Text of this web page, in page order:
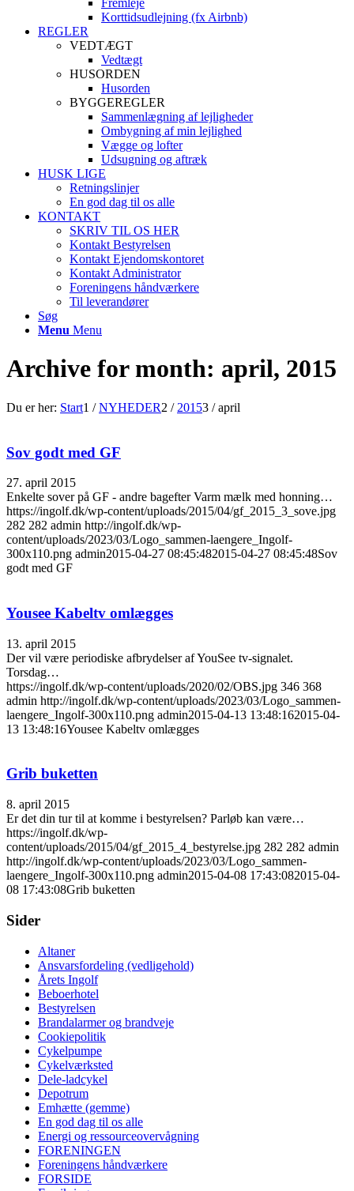
Fremleje
Korttidsudlejning (fx Airbnb)
REGLER
VEDTÆGT
Vedtægt
HUSORDEN
Husorden
BYGGEREGLER
Sammenlægning af lejligheder
Ombygning af min lejlighed
Vægge og lofter
Udsugning og aftræk
HUSK LIGE
Retningslinjer
En god dag til os alle
KONTAKT
SKRIV TIL OS HER
Kontakt Bestyrelsen
Kontakt Ejendomskontoret
Kontakt Administrator
Foreningens håndværkere
Til leverandører
Søg
Menu Menu
Archive for month: april, 2015
Du er her: Start1 / NYHEDER2 / 20153 / april
Sov godt med GF
27. april 2015
Enkelte sover på GF - andre bagefter Varm mælk med honning…
https://ingolf.dk/wp-content/uploads/2015/04/gf_2015_3_sove.jpg
282 282 admin http://ingolf.dk/wp-
content/uploads/2023/03/Logo_sammen-laengere_Ingolf-
300x110.png admin2015-04-27 08:45:482015-04-27 08:45:48Sov
godt med GF
Yousee Kabeltv omlægges
13. april 2015
Der vil være periodiske afbrydelser af YouSee tv-signalet.
Torsdag…
https://ingolf.dk/wp-content/uploads/2020/02/OBS.jpg 346 368
admin http://ingolf.dk/wp-content/uploads/2023/03/Logo_sammen-
laengere_Ingolf-300x110.png admin2015-04-13 13:48:162015-04-
13 13:48:16Yousee Kabeltv omlægges
Grib buketten
8. april 2015
Er det din tur til at komme i bestyrelsen? Parløb kan være…
https://ingolf.dk/wp-
content/uploads/2015/04/gf_2015_4_bestyrelse.jpg 282 282 admin
http://ingolf.dk/wp-content/uploads/2023/03/Logo_sammen-
laengere_Ingolf-300x110.png admin2015-04-08 17:43:082015-04-
08 17:43:08Grib buketten
Sider
Altaner
Ansvarsfordeling (vedligehold)
Årets Ingolf
Beboerhotel
Bestyrelsen
Brandalarmer og brandveje
Cookiepolitik
Cykelpumpe
Cykelværksted
Dele-ladcykel
Depotrum
Emhætte (gemme)
En god dag til os alle
Energi og ressourceovervågning
FORENINGEN
Foreningens håndværkere
FORSIDE